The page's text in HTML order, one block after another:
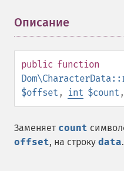
Описание
public function
$offset , int $count ,
Заменяет count
offset, на строку data.